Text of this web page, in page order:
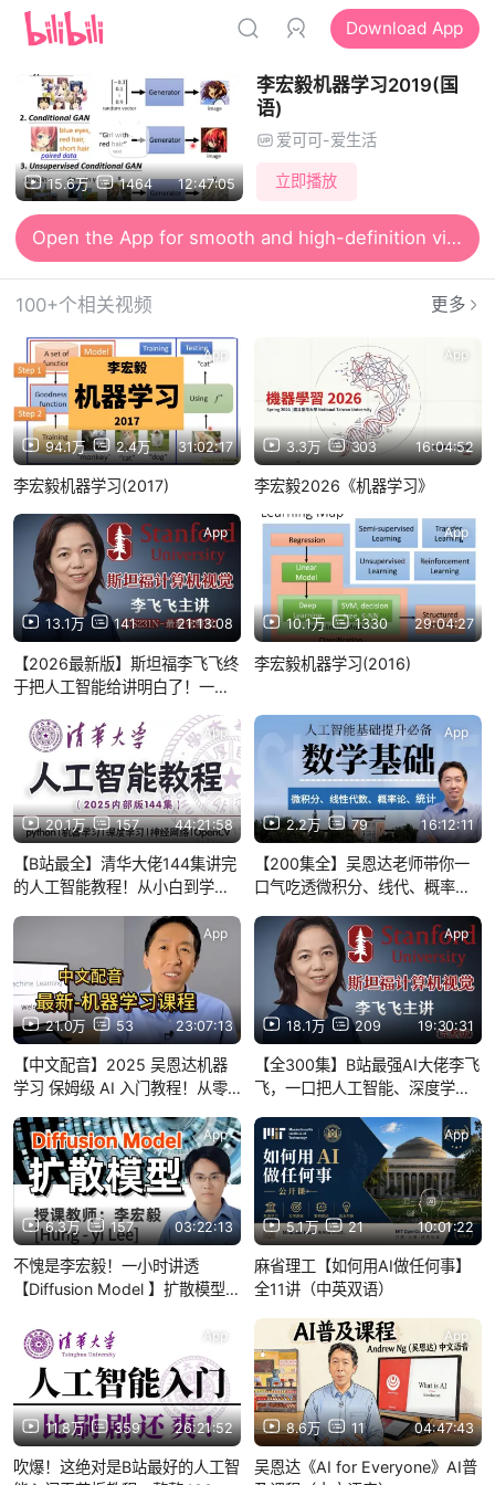
Download App
15.6万 1464 12:47:05
李宏毅机器学习2019(国
语)
爱可可-爱生活
立即播放
Open the App for smooth and high-definition viewing
100+个相关视频 更多
94.1万 2.4万 31:02:17
App
李宏毅机器学习(2017)
3.3万 303 16:04:52
App
李宏毅2026《机器学习》
13.1万 141 21:13:08
App
【2026最新版】斯坦福李飞飞终
于把人工智能给讲明白了！一口
视觉、神经网络、图像处理、物
体识别全给讲透了！（附课件资
料+开源代码）
10.1万 1330 29:04:27
App
李宏毅机器学习(2016)
20.1万 157 44:21:58
App
【B站最全】清华大佬144集讲完
的人工智能教程！从小白到学
门基础，深度学习、机器学习、
神经网络、OpenCV一口气学
完！
2.2万 79 16:12:11
App
【200集全】吴恩达老师带你一
口气吃透微积分、线代、概率、
还爽！—人工智能/机器学习/高等
数学
21.0万 53 23:07:13
App
【中文配音】2025 吴恩达机器
学习 保姆级 AI 入门教程！从零
18.1万 209 19:30:31
App
【全300集】B站最强AI大佬李飞
飞，一口把人工智能、深度学
像处理、图像分割、目标检测、
物体识别给讲透了，新手小白秒
上手！
6.3万 157 03:22:13
App
不愧是李宏毅！一小时讲透
【Diffusion Model 】扩散模型！
（AI人工智能/深度学习/计算机视
觉/CV/大模型）
5.1万 21 10:01:22
App
麻省理工【如何用AI做任何事】
全11讲（中英双语）
11.8万 359 26:21:52
App
吹爆！这绝对是B站最好的人工智
8.6万 11 04:47:43
App
吴恩达《AI for Everyone》AI普